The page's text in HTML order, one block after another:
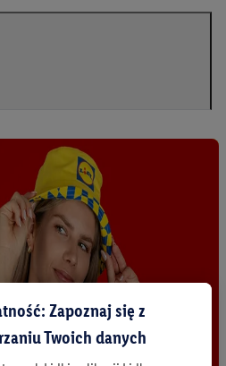
Zapoznaj się z
Twoich danych